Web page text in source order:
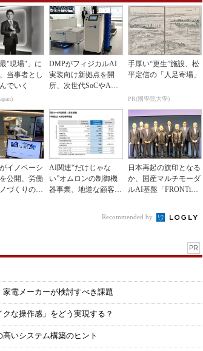
"現場"」に
当事者とし
でいく
DMPがフィジカルAI
実装向け新拠点を開
所、次世代SoCやAM
手厚い“更生”施設、松
平定信の「人足寄場」
PR(國學院大學)
イノベーシ
公開、労働
づくりのス
AI関連“だけじゃな
い”オムロンの制御機
器事業、地道な顧客基
日本再起の旗印となる
か、国産マルチモーダ
ルAI基盤「FRONTi
Recommended by
PR
電メーカーが検討すべき課題
な操作感」をどう実現する？
いシステム構築のヒント